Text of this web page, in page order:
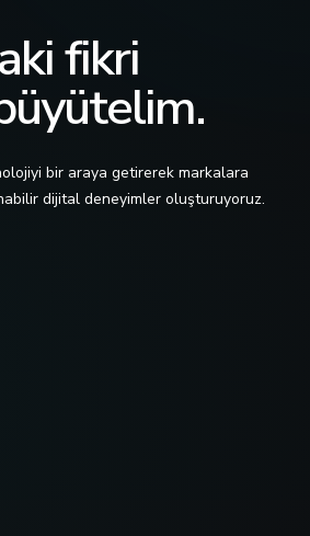
fikri
bir araya getirerek markalara
dijital deneyimler oluşturuyoruz.